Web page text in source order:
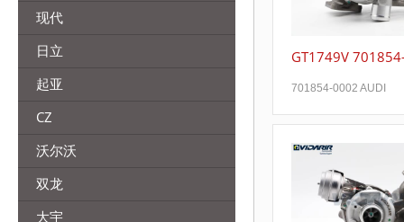
现代
日立
起亚
CZ
沃尔沃
双龙
大宇
GT1749V
701854-0002 AUDI